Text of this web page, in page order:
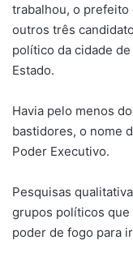
trabalhou, o
outros três
político da cidade
Estado.
Havia pelo menos
bastidores, o nome
Poder Executivo.
Pesquisas
grupos políticos que
poder de fogo para